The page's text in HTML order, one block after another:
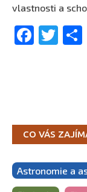
vlastnosti a
CO VÁS
Astronomie a